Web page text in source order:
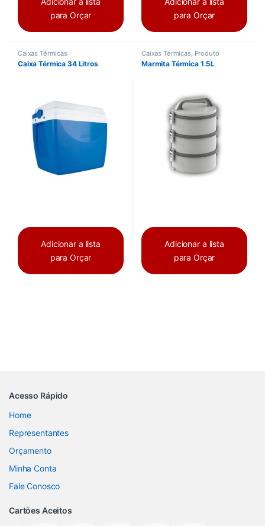
para Orçar
para Orçar
Caixas Térmicas
Caixa Térmica 34 Litros
Adicionar a lista
para Orçar
Caixas Térmicas, Produto
Marmita Térmica 1.5L
Adicionar a lista
para Orçar
Acesso Rápido
Home
Representantes
Orçamento
Minha Conta
Fale Conosco
Cartões Aceitos